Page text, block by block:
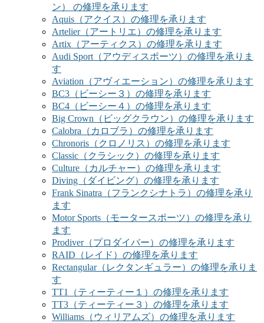
ン） の修理を承ります
Aquis（アクイス）の修理を承ります
Artelier（アートリエ）の修理を承ります
Artix（アーティクス）の修理を承ります
Audi Sport（アウディスポーツ）の修理を承りま
す
Aviation（アヴィエーション）の修理を承ります
BC3（ビーシー３）の修理を承ります
BC4（ビーシー４）の修理を承ります
Big Crown（ビッグクラウン）の修理を承ります
Calobra（カロブラ）の修理を承ります
Chronoris（クロノリス）の修理を承ります
Classic（クラシック）の修理を承ります
Culture（カルチャー）の修理を承ります
Diving（ダイビング）の修理を承ります
Frank Sinatra（フランクシナトラ）の修理を承り
ます
Motor Sports（モータースポーツ）の修理を承り
ます
Prodiver（プロダイバー）の修理を承ります
RAID（レイド）の修理を承ります
Rectangular（レクタンギュラー）の修理を承りま
す
TT1（ティーティー１）の修理を承ります
TT3（ティーティー３）の修理を承ります
Williams（ウィリアムズ）の修理を承ります